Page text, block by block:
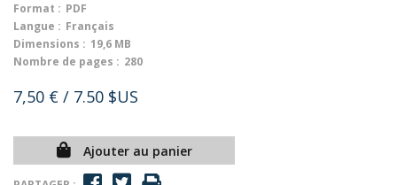
Format : PDF
Langue : Français
Dimensions : 19,6 MB
Nombre de pages : 280
7,50 € / 7.50 $US
Ajouter au panier